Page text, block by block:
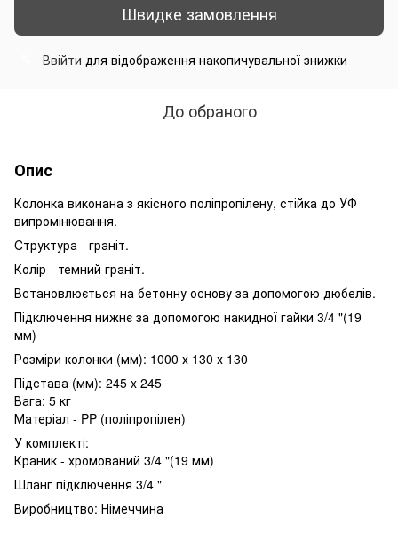
Швидке замовлення
Ввійти для відображення накопичувальної знижки
До обраного
Опис
Колонка виконана з якісного поліпропілену, стійка до УФ
випромінювання.
Cтруктура - граніт.
Колір - темний граніт.
Встановлюється на бетонну основу за допомогою дюбелів.
Підключення нижнє за допомогою накидної гайки 3/4 "(19
мм)
Розміри колонки (мм): 1000 х 130 х 130
Підстава (мм): 245 x 245
Вага: 5 кг
Матеріал - PP (поліпропілен)
У комплекті:
Краник - хромований 3/4 "(19 мм)
Шланг підключення 3/4 "
Виробництво: Німеччина